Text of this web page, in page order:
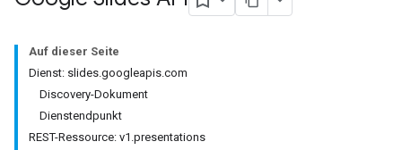
Auf dieser Seite
Dienst: slides.googleapis.com
Discovery-Dokument
Dienstendpunkt
REST-Ressource: v1.presentations